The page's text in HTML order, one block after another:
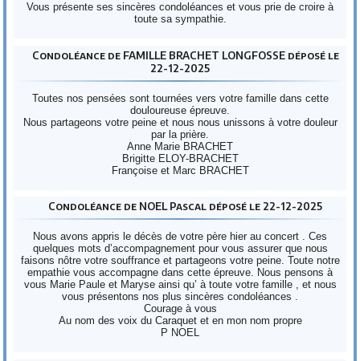
Vous présente ses sincères condoléances et vous prie de croire à
toute sa sympathie.
Condoléance de FAMILLE BRACHET LONGFOSSE déposé le
22-12-2025
Toutes nos pensées sont tournées vers votre famille dans cette
douloureuse épreuve.
Nous partageons votre peine et nous nous unissons à votre douleur
par la prière.
Anne Marie BRACHET
Brigitte ELOY-BRACHET
Françoise et Marc BRACHET
Condoléance de NOEL Pascal déposé le 22-12-2025
Nous avons appris le décès de votre père hier au concert . Ces
quelques mots d’accompagnement pour vous assurer que nous
faisons nôtre votre souffrance et partageons votre peine. Toute notre
empathie vous accompagne dans cette épreuve. Nous pensons à
vous Marie Paule et Maryse ainsi qu’ à toute votre famille , et nous
vous présentons nos plus sincères condoléances .
Courage à vous
Au nom des voix du Caraquet et en mon nom propre
P NOEL